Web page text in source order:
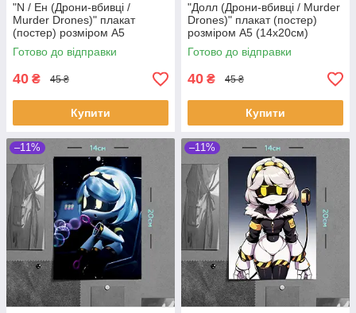
"N / Ен (Дрони-вбивці /
Murder Drones)" плакат
(постер) розміром А5
(20х14см)
Готово до відправки
40 ₴ 45 ₴
Купити
"Долл (Дрони-вбивці / Murder
Drones)" плакат (постер)
розміром А5 (14х20см)
Готово до відправки
40 ₴ 45 ₴
Купити
–11% –11%